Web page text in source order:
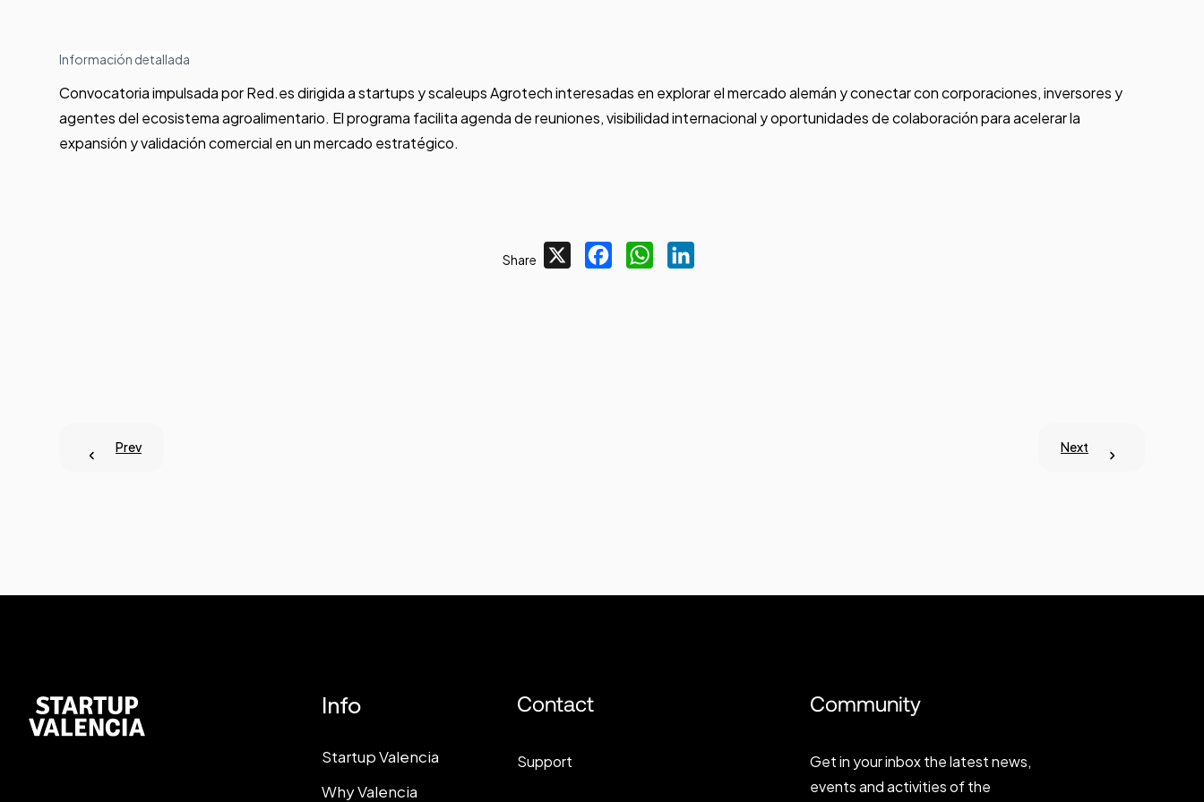
Información detallada
Convocatoria impulsada por Red.es dirigida a startups y scaleups Agrotech interesadas en explorar el mercado alemán y conectar con corporaciones, inversores y
agentes del ecosistema agroalimentario. El programa facilita agenda de reuniones, visibilidad internacional y oportunidades de colaboración para acelerar la
expansión y validación comercial en un mercado estratégico.
Share FacebookWhatsApp
Prev Next
Info
Startup Valencia
Why Valencia
Contact
Support
Community
Get in your inbox the latest news,
events and activities of the